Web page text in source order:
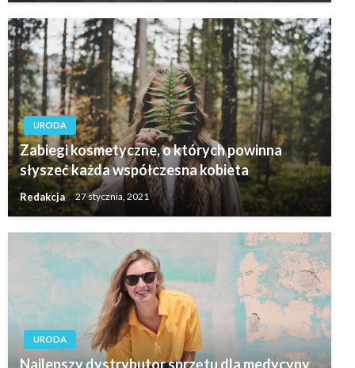
URODA
Zabiegi kosmetyczne, o których powinna
słyszeć każda współczesna kobieta
Redakcja 27 stycznia, 2021
URODA
Najlepszy dystrybutor sprzętu dla medycyny